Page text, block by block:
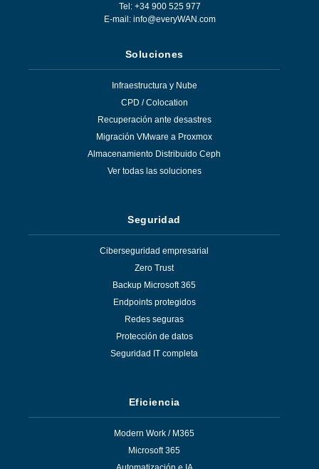
Tel: +34 900 525 977
E-mail: info@everyWAN.com
Soluciones
Infraestructura y Nube
CPD / Colocation
Recuperación ante desastres
Migración VMware a Proxmox
Almacenamiento Distribuido Ceph
Ver todas las soluciones
Seguridad
Ciberseguridad empresarial
Zero Trust
Backup Microsoft 365
Endpoints protegidos
Redes seguras
Protección de datos
Seguridad IT completa
Eficiencia
Modern Work / M365
Microsoft 365